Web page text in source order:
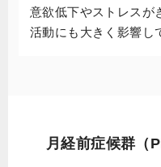
意欲低下やストレスが
活動にも大きく影響し
月経前症候群（